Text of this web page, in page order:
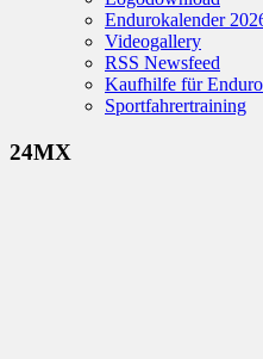
Endurokalender
Videogallery
RSS Newsfeed
Kaufhilfe für
Sportfahrertraining
24MX